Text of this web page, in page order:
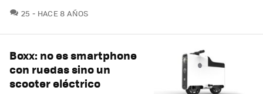
25 COMENTARIOS
HACE 8 AÑOS
Boxx: no es smartphone
con ruedas sino un
scooter eléctrico